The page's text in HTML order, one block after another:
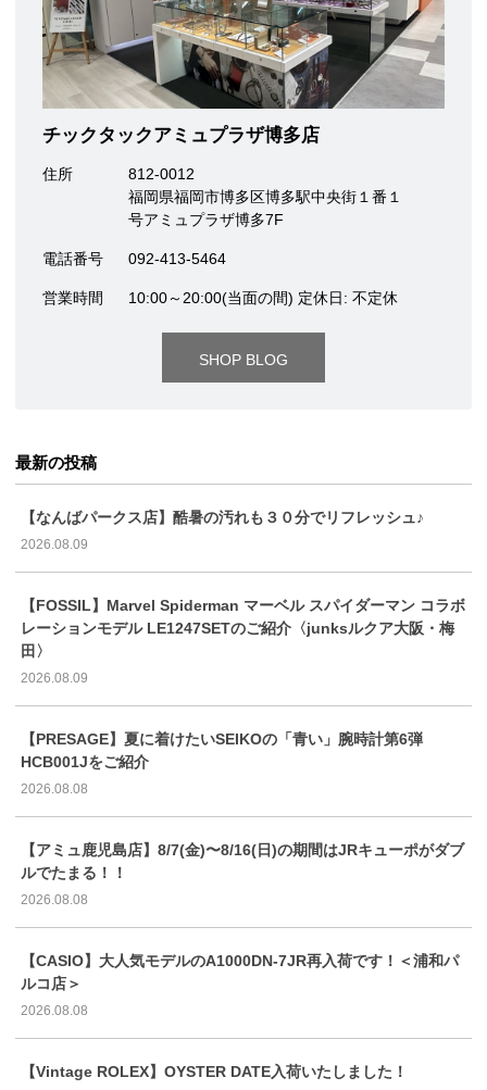
チックタックアミュプラザ博多店
住所
812-0012
福岡県福岡市博多区博多駅中央街１番１
号アミュプラザ博多7F
電話番号 092-413-5464
営業時間 10:00～20:00(当面の間) 定休日: 不定休
SHOP BLOG
最新の投稿
【なんばパークス店】酷暑の汚れも３０分でリフレッシュ♪
2026.08.09
【FOSSIL】Marvel Spiderman マーベル スパイダーマン コラボ
レーションモデル LE1247SETのご紹介〈junksルクア大阪・梅
田〉
2026.08.09
【PRESAGE】夏に着けたいSEIKOの「青い」腕時計第6弾
HCB001Jをご紹介
2026.08.08
【アミュ鹿児島店】8/7(金)〜8/16(日)の期間はJRキューポがダブ
ルでたまる！！
2026.08.08
【CASIO】大人気モデルのA1000DN-7JR再入荷です！＜浦和パ
ルコ店＞
2026.08.08
【Vintage ROLEX】OYSTER DATE入荷いたしました！